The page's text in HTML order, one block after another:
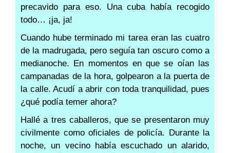
precavido para eso. Una cuba había recogido
todo… ¡ja, ja!
Cuando hube terminado mi tarea eran las cuatro
de la madrugada, pero seguía tan oscuro como a
medianoche. En momentos en que se oían las
campanadas de la hora, golpearon a la puerta de
la calle. Acudí a abrir con toda tranquilidad, pues
¿qué podía temer ahora?
Hallé a tres caballeros, que se presentaron muy
civilmente como oficiales de policía. Durante la
noche, un vecino había escuchado un alarido,